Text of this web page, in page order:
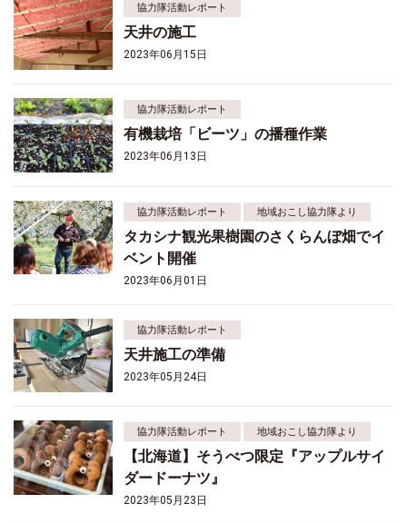
協力隊活動レポート
天井の施工
2023年06月15日
協力隊活動レポート
有機栽培「ビーツ」の播種作業
2023年06月13日
協力隊活動レポート 地域おこし協力隊より
タカシナ観光果樹園のさくらんぼ畑でイ
ベント開催
2023年06月01日
協力隊活動レポート
天井施工の準備
2023年05月24日
協力隊活動レポート 地域おこし協力隊より
【北海道】そうべつ限定『アップルサイ
ダードーナツ』
2023年05月23日